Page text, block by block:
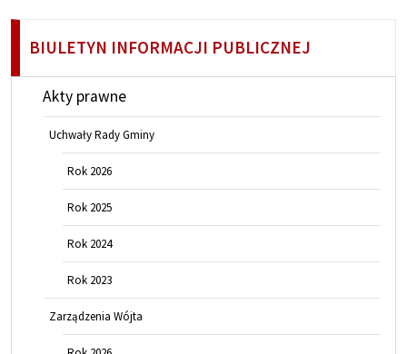
BIULETYN INFORMACJI PUBLICZNEJ
Akty prawne
Uchwały Rady Gminy
Rok 2026
Rok 2025
Rok 2024
Rok 2023
Zarządzenia Wójta